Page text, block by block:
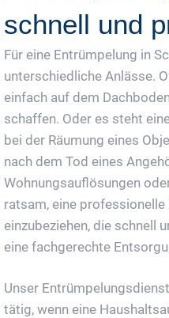
schnell und
Für eine Entrümpelung in
unterschiedliche Anlässe.
einfach auf dem
schaffen. Oder es steht
bei der Räumung eines
nach dem Tod eines
Wohnungsauflösungen
ratsam, eine
einzubeziehen, die schnell
eine fachgerechte
Unser
tätig, wenn eine